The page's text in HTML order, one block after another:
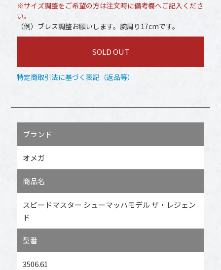
※サイズ調整をご希望の方は注文時に備考欄へご記入くださ
い。
（例）ブレス調整お願いします。腕周り17cmです。
SOLD OUT
特定商取引法に基づく表記（返品等）
ブランド
オメガ
商品名
スピードマスター シューマッハモデル ザ・レジェン
ド
型番
3506.61